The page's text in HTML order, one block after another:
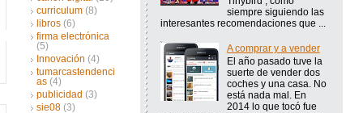
curriculum (8)
libros (6)
firma electrónica
(5)
Innovación (4)
tumarcastendenci
as (4)
publicidad (3)
sie08 (3)
siempre siguiendo las
interesantes recomendaciones que ...
A comprar y a vender
El año pasado tuve la
suerte de vender dos
coches y una casa. No
está nada mal. En
2014 lo que tocó fue